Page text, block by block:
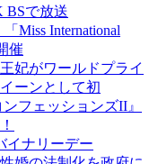
BSで放送
Miss International
催
妃がワールドプライ
ーンとして初
フェッションズII』
イナリーデー